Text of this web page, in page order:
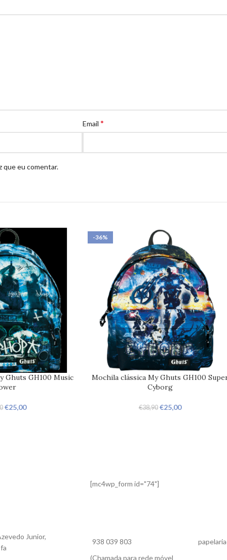
Email *
que eu comentar.
Ghuts GH100 Music
€25,00
-36%
Mochila clássica My Ghuts GH100
Cyborg
€38,90 €25,00
[mc4wp_form id="74"]
Junior,
938 039 803
(Chamada para rede móvel